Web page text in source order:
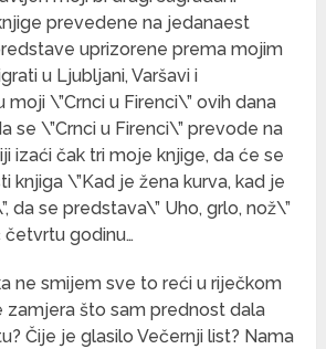
prevedene na jedanaest
uprizorene prema mojim
u Ljubljani, Varšavi i
moji \”Crnci u Firenci\” ovih dana
se \”Crnci u Firenci\” prevode na
izaći čak tri moje knjige, da će se
knjiga \”Kad je žena kurva, kad je
da se predstava\” Uho, grlo, nož\”
četvrtu godinu…
ne smijem sve to reći u riječkom
zamjera što sam prednost dala
Čije je glasilo Večernji list? Nama